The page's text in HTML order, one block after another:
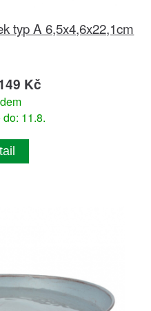
typ A 6,5x4,6x22,1cm
Kč
11.8.